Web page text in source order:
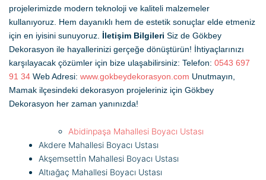
projelerimizde modern teknoloji ve kaliteli malzemeler
kullanıyoruz. Hem dayanıklı hem de estetik sonuçlar elde etmeniz
için en iyisini sunuyoruz. İletişim Bilgileri Siz de Gökbey
Dekorasyon ile hayallerinizi gerçeğe dönüştürün! İhtiyaçlarınızı
karşılayacak çözümler için bize ulaşabilirsiniz: Telefon: 0543 697
91 34 Web Adresi: www.gokbeydekorasyon.com Unutmayın,
Mamak ilçesindeki dekorasyon projeleriniz için Gökbey
Dekorasyon her zaman yanınızda!
Abidinpaşa Mahallesi Boyacı Ustası
Akdere Mahallesi Boyacı Ustası
Akşemsettİn Mahallesi Boyacı Ustası
Altıağaç Mahallesi Boyacı Ustası